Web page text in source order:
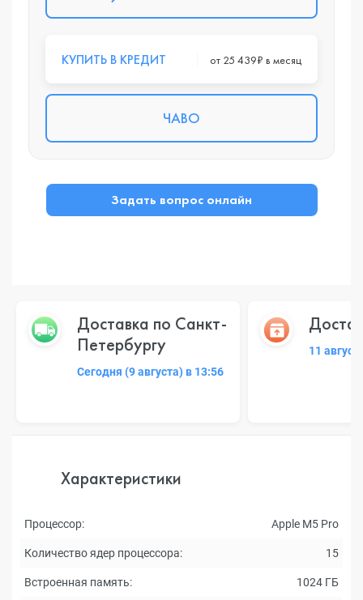
КУПИТЬ В КРЕДИТ от 25 439₽ в месяц
ЧАВО
Задать вопрос онлайн
Доставка по Санкт-
Петербургу
Сегодня (9 августа) в 13:56
11
Характеристики
Процессор: Apple M5 Pro
Количество ядер процессора: 15
Встроенная память: 1024 ГБ